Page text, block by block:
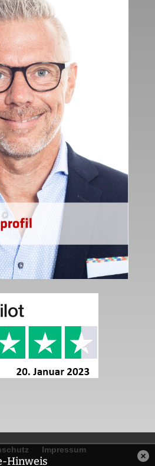
Impressum
Hinweis